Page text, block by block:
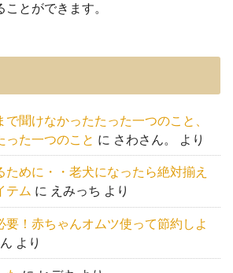
とができます。
聞けなかったたった一つのこと、
った一つのこと に さわさん。 より
ために・・老犬になったら絶対揃え
テム に えみっち より
要！赤ちゃんオムツ使って節約しよ
より